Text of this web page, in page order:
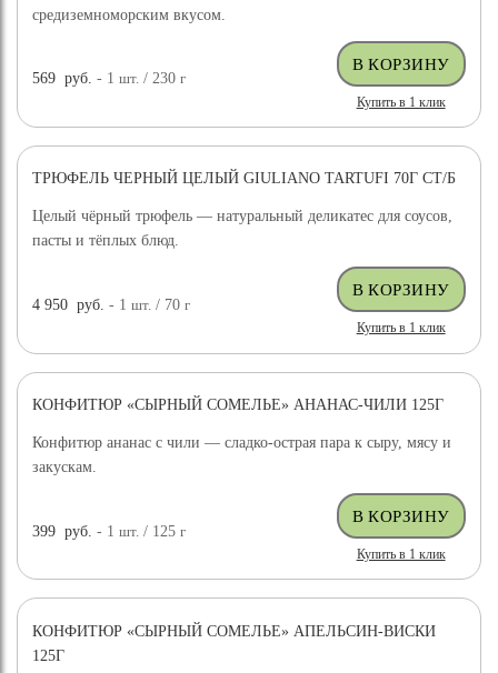
средиземноморским вкусом.
569 руб. - 1шт. / 230г
Купить в 1 клик
ДОСТАВКА БЕСПЛАТНО
ТРЮФЕЛЬ ЧЕРНЫЙ ЦЕЛЫЙ GIULIANO TARTUFI 70Г СТ/Б
Целый чёрный трюфель — натуральный деликатес для соусов,
пасты и тёплых блюд.
4 950 руб. - 1шт. / 70г
Купить в 1 клик
КОНФИТЮР «СЫРНЫЙ СОМЕЛЬЕ» АНАНАС-ЧИЛИ 125Г
Конфитюр ананас с чили — сладко-острая пара к сыру, мясу и
закускам.
399 руб. - 1шт. / 125г
Купить в 1 клик
КОНФИТЮР «СЫРНЫЙ СОМЕЛЬЕ» АПЕЛЬСИН-ВИСКИ
125Г